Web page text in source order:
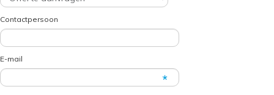
Contactpersoon
E-mail